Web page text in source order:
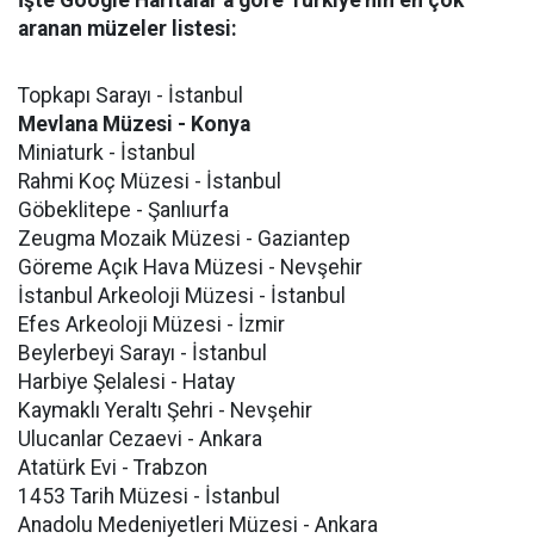
aranan müzeler listesi:
Topkapı Sarayı - İstanbul
Mevlana Müzesi - Konya
Miniaturk - İstanbul
Rahmi Koç Müzesi - İstanbul
Göbeklitepe - Şanlıurfa
Zeugma Mozaik Müzesi - Gaziantep
Göreme Açık Hava Müzesi - Nevşehir
İstanbul Arkeoloji Müzesi - İstanbul
Efes Arkeoloji Müzesi - İzmir
Beylerbeyi Sarayı - İstanbul
Harbiye Şelalesi - Hatay
Kaymaklı Yeraltı Şehri - Nevşehir
Ulucanlar Cezaevi - Ankara
Atatürk Evi - Trabzon
1453 Tarih Müzesi - İstanbul
Anadolu Medeniyetleri Müzesi - Ankara